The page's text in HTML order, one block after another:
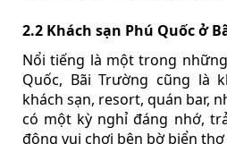
2.2 Khách sạn Phú Quốc ở
Nổi tiếng là một trong
Quốc, Bãi Trường cũng là
khách sạn, resort, quán bar,
có một kỳ nghỉ đáng nhớ,
động vui chơi bên bờ biển